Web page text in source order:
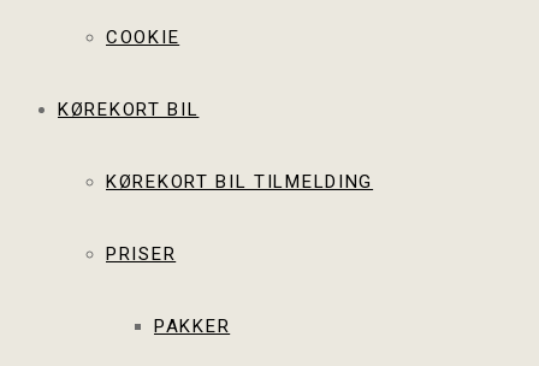
COOKIE
KØREKORT BIL
KØREKORT BIL TILMELDING
PRISER
PAKKER